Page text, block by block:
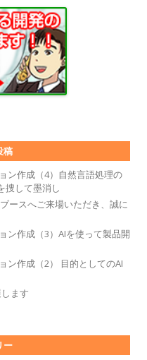
稿
ン作成（4）自然言語処理の
捜して墨消し
ースへご来場いただき、誠に
ン作成（3）AIを使って製品開
ン作成（2） 目的としてのAI
ます
ー